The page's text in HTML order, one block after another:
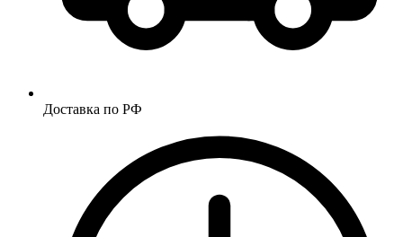
Доставка по РФ